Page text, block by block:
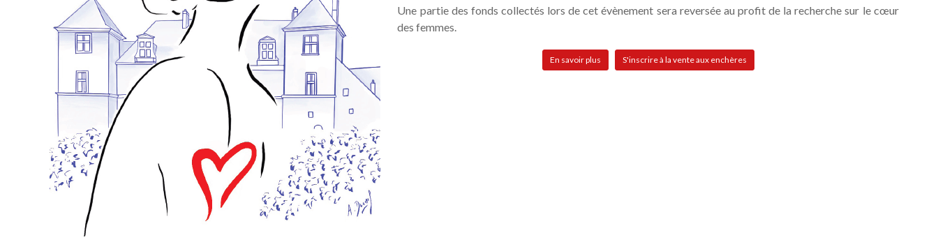
Une partie des fonds collectés lors de cet évènement sera reversée au profit de la recherche sur le cœur
des femmes.
En savoir plus S'inscrire à la vente aux enchères